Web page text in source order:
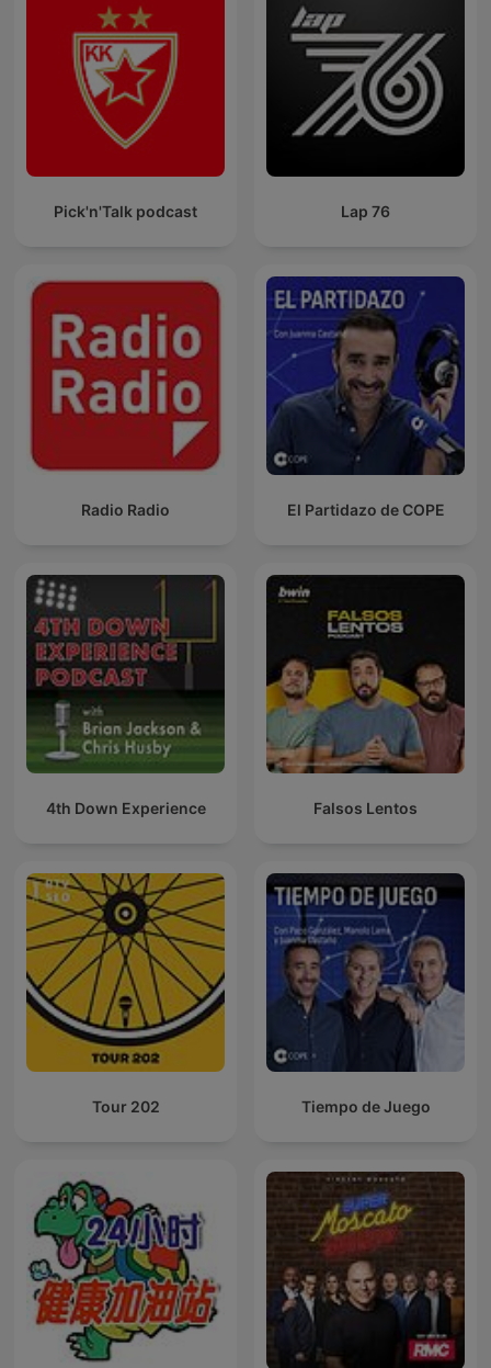
Pick'n'Talk podcast Lap 76
Radio Radio El Partidazo de COPE
4th Down Experience Falsos Lentos
Tour 202 Tiempo de Juego